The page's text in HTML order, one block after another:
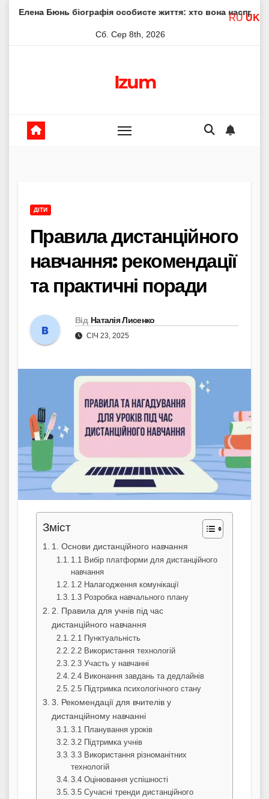
біографія особисте життя: хто вона насправді
Сб. Сер 8th, 2026
Izum
ДІТИ
Правила дистанційного
навчання: рекомендації
та практичні поради
Від Наталія Лисенко
СІЧ 23, 2025
Зміст
1. Основи дистанційного навчання
1.1 Вибір платформи для дистанційного
навчання
1.2 Налагодження комунікації
1.3 Розробка навчального плану
2. Правила для учнів під час
дистанційного навчання
2.1 Пунктуальність
2.2 Використання технологій
2.3 Участь у навчанні
2.4 Виконання завдань та дедлайнів
2.5 Підтримка психологічного стану
3. Рекомендації для вчителів у
дистанційному навчанні
3.1 Планування уроків
3.2 Підтримка учнів
3.3 Використання різноманітних
технологій
3.4 Оцінювання успішності
3.5 Сучасні тренди дистанційного
RU UK